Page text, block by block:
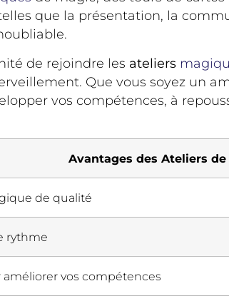
que la présentation, la
de rejoindre les ateliers
Que vous soyez un
vos compétences, à
Avantages des Ateliers de
de qualité
rythme
vos compétences